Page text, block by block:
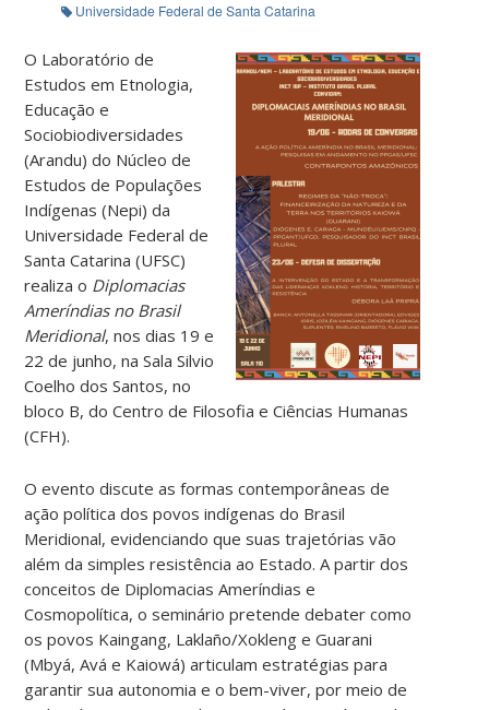
Universidade Federal de Santa Catarina
O Laboratório de
Estudos em Etnologia,
Educação e
Sociobiodiversidades
(Arandu) do Núcleo de
Estudos de Populações
Indígenas (Nepi) da
Universidade Federal de
Santa Catarina (UFSC)
realiza o Diplomacias
Ameríndias no Brasil
Meridional, nos dias 19 e
22 de junho, na Sala Silvio
Coelho dos Santos, no
bloco B, do Centro de Filosofia e Ciências Humanas
(CFH).
O evento discute as formas contemporâneas de
ação política dos povos indígenas do Brasil
Meridional, evidenciando que suas trajetórias vão
além da simples resistência ao Estado. A partir dos
conceitos de Diplomacias Ameríndias e
Cosmopolítica, o seminário pretende debater como
os povos Kaingang, Laklaño/Xokleng e Guarani
(Mbyá, Avá e Kaiowá) articulam estratégias para
garantir sua autonomia e o bem-viver, por meio de